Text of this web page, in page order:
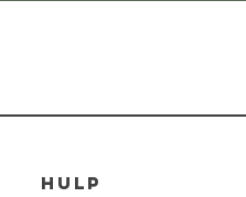
Hulp